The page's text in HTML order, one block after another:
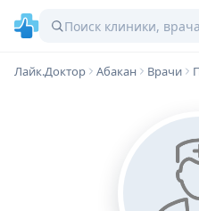
Лайк.Доктор Абакан Врачи